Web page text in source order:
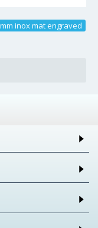
inox mat engraved